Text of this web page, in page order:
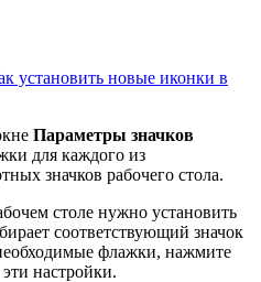
установить новые иконки в
Параметры значков
для каждого из
значков рабочего стола.
столе нужно установить
соответствующий значок
флажки, нажмите
настройки.